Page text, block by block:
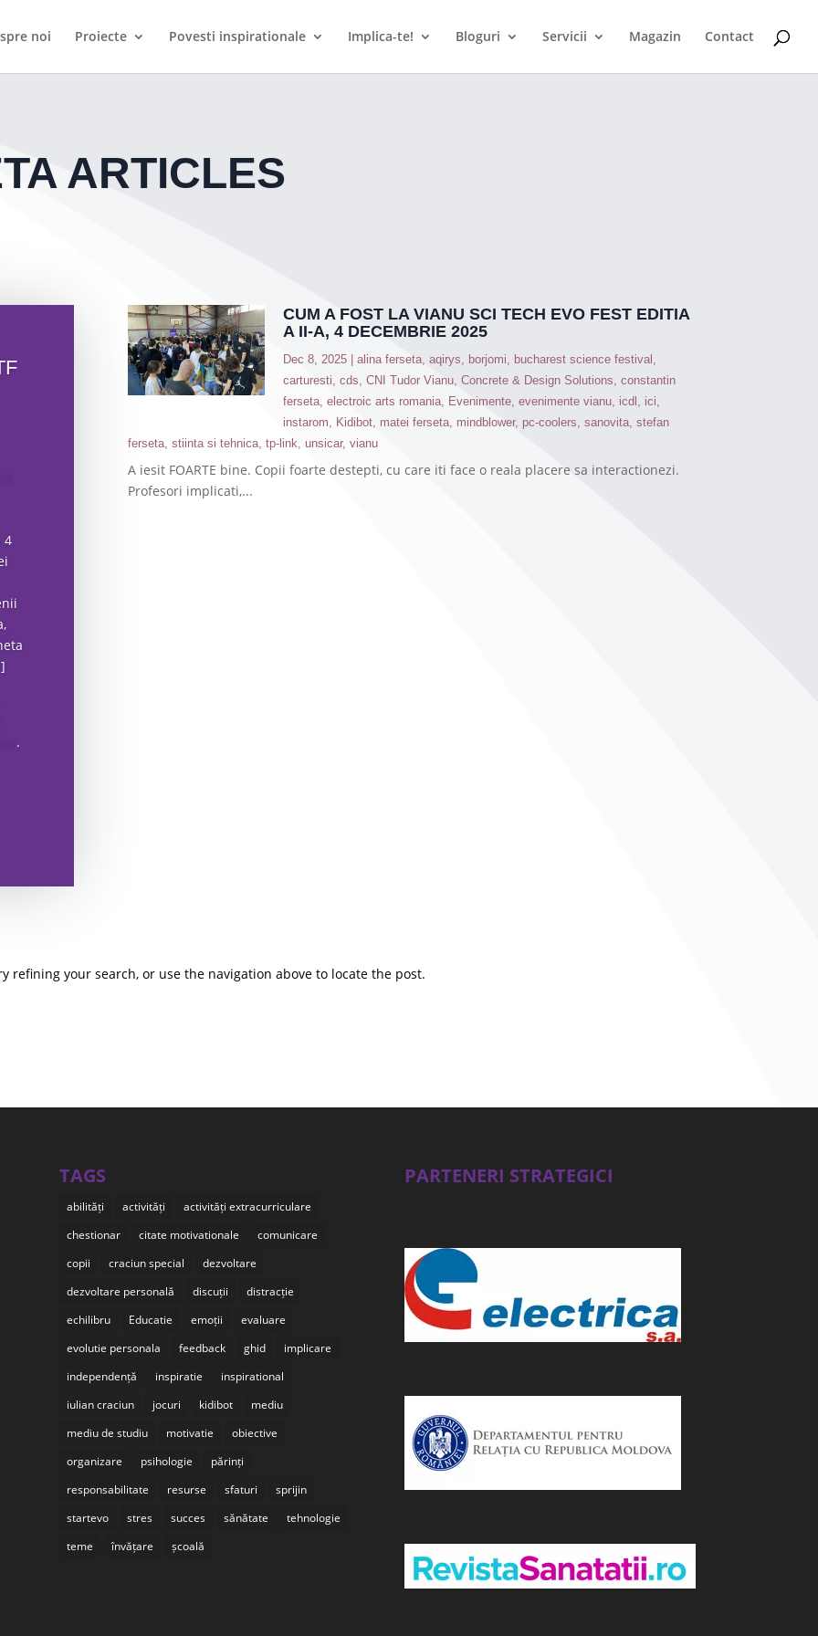
noi Proiecte Povesti inspirationale Implica-te! Bloguri Servicii Magazin Contact
ARTICLES
4
.
CUM A FOST LA VIANU SCI TECH EVO FEST EDITIA
A II-A, 4 DECEMBRIE 2025
Dec 8, 2025 |alina ferseta ,aqirys borjomi bucharest science festival
carturesti ,cds ,CNI Tudor Vianu ,Concrete & Design Solutions ,constantin
ferseta ,electroic arts romania Evenimente ,evenimente vianu icdl ici
instarom
Kidibot matei ferseta mindblower, pc-coolers ,sanovita ,stefan
ferseta ,stiinta si tehnica ,tp-link ,unsicar,vianu
A iesit FOARTE bine. Copii foarte destepti, cu care iti face o reala placere sa interactionezi.
Profesori implicati,...
refining your search, or use the navigation above to locate the post.
TAGS
abilități activități
activități extracurriculare
chestionar
citate motivationale
comunicare
copii
craciun special
dezvoltare
dezvoltare personală
discuții
distracție
echilibru
Educatie emoții
evaluare
evolutie personala
feedback ghid
implicare
independență
inspiratie
inspirational
iulian craciun
jocuri kidibot
mediu
mediu de studiu
motivatie
obiective
organizare
psihologie
părinți
responsabilitate
resurse sfaturi
sprijin
startevo
stres succes sănătate
tehnologie
teme
învățare școală
PARTENERI STRATEGICI